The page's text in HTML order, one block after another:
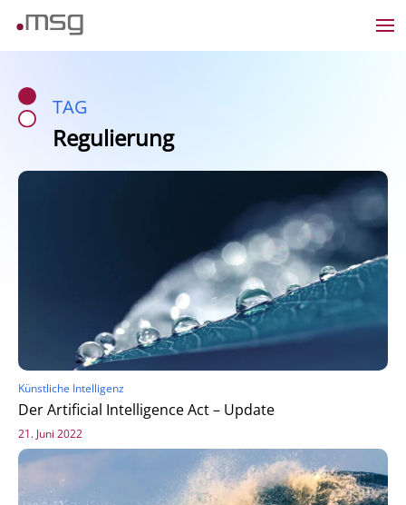
TAG
Regulierung
Künstliche Intelligenz
Der Artificial Intelligence Act – Update
21. Juni 2022